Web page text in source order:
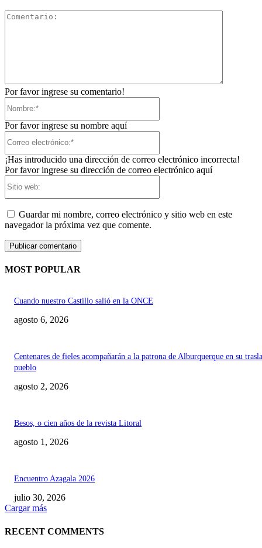
Por favor ingrese su comentario!
Por favor ingrese su nombre aquí
¡Has introducido una dirección de correo electrónico incorrecta!
Por favor ingrese su dirección de correo electrónico aquí
Guardar mi nombre, correo electrónico y sitio web en este
navegador la próxima vez que comente.
MOST POPULAR
Cuando nuestro Castillo salió en la ONCE
agosto 6, 2026
Centenares de fieles acompañarán a la patrona de Alburquerque en su
pueblo
agosto 2, 2026
Besos, o cien años de la revista Litoral
agosto 1, 2026
Encuentro Azagala 2026
julio 30, 2026
Cargar más
RECENT COMMENTS